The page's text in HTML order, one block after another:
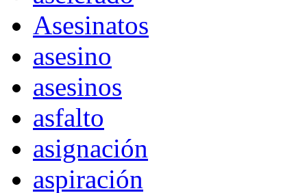
Asesinatos
asesino
asesinos
asfalto
asignación
aspiración